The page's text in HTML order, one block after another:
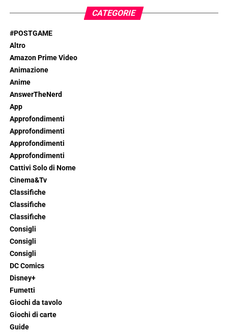
CATEGORIE
#POSTGAME
Altro
Amazon Prime Video
Animazione
Anime
AnswerTheNerd
App
Approfondimenti
Approfondimenti
Approfondimenti
Approfondimenti
Cattivi Solo di Nome
Cinema&Tv
Classifiche
Classifiche
Classifiche
Consigli
Consigli
Consigli
DC Comics
Disney+
Fumetti
Giochi da tavolo
Giochi di carte
Guide